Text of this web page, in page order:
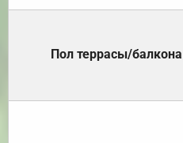
Пол террасы/балкона